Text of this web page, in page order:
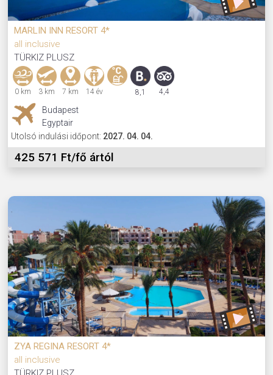
MARLIN INN RESORT 4*
all inclusive
TÜRKIZ PLUSZ
0 km 3 km 7 km 14 év 8,1 4,4
Budapest
Egyptair
Utolsó indulási időpont: 2027. 04. 04.
425 571 Ft/fő ártól
ZYA REGINA RESORT 4*
all inclusive